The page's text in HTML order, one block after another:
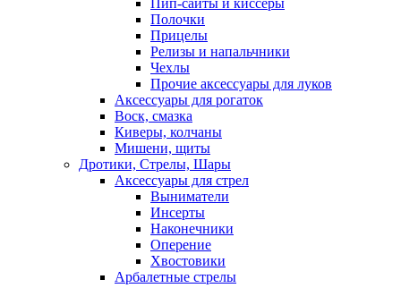
Полочки
Прицелы
Релизы и напальчники
Чехлы
Прочие аксессуары для луков
Аксессуары для рогаток
Воск, смазка
Киверы, колчаны
Мишени, щиты
Дротики, Стрелы, Шары
Аксессуары для стрел
Выниматели
Инсерты
Наконечники
Оперение
Хвостовики
Арбалетные стрелы